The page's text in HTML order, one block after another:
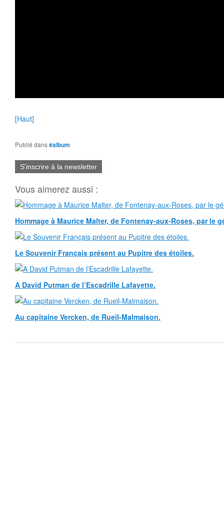
[Haut]
Publié dans#album
S'inscrire à la newsletter
Vous aimerez aussi :
Hommage à Maurice Malter, de Fontenay-aux-Roses, par le
Le Souvenir Français présent au Pupitre des étoiles.
A David Putman de l’Escadrille Lafayette.
Au capitaine Vercken, de Rueil-Malmaison.